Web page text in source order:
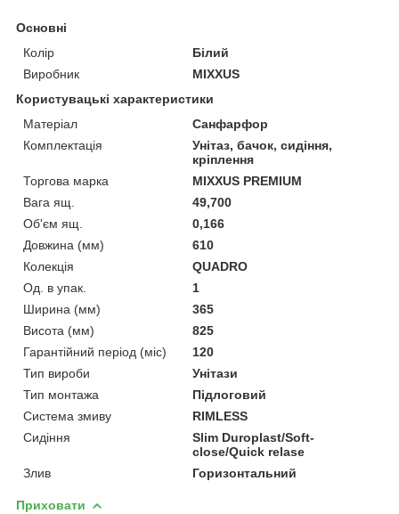
Основні
Колір
Білий
Виробник
MIXXUS
Користувацькі характеристики
Матеріал
Санфарфор
Комплектація
Унітаз, бачок, сидіння,
кріплення
Торгова марка
MIXXUS PREMIUM
Вага ящ.
49,700
Об'єм ящ.
0,166
Довжина (мм)
610
Колекція
QUADRO
Од. в упак.
1
Ширина (мм)
365
Висота (мм)
825
Гарантійний період (міс)
120
Тип вироби
Унітази
Тип монтажа
Підлоговий
Система змиву
RIMLESS
Сидіння
Slim Duroplast/Soft-
close/Quick relase
Злив
Горизонтальний
Приховати